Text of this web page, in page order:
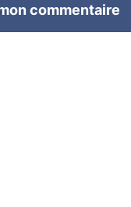
commentaire